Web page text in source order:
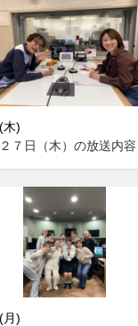
木)
７日（木）の放送内容
月)